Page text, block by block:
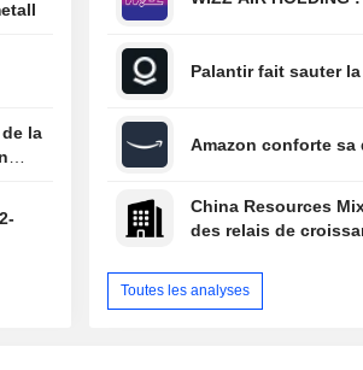
la
Palantir fait sauter
Amazon conforte sa
China Resources
des relais de
Toutes les analyses